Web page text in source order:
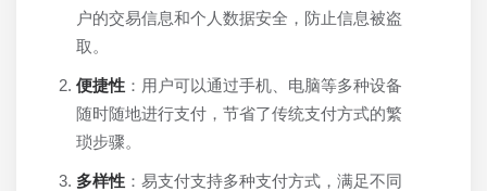
户的交易信息和个人数据安全，防止信息被盗
取。
便捷性 ：用户可以通过手机、电脑等多种设备
随时随地进行支付，节省了传统支付方式的繁
琐步骤。
多样性 ：易支付支持多种支付方式，满足不同